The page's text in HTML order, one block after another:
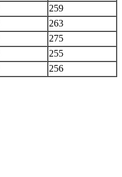
259
263
275
255
256